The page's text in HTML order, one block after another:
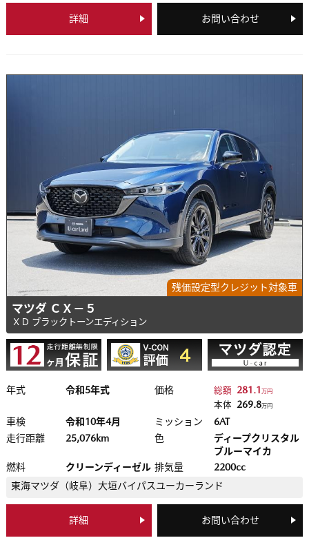
詳細 お問い合わせ
残価設定型クレジット対象車
マツダ ＣＸ－５
ＸＤ ブラックトーンエディション
年式 令和5年式 価格 総額 281.1万円
本体 269.8万円
車検 令和10年4月 ミッション
6AT
走行距離
25,076km 色
ディープクリスタル
ブルーマイカ
燃料
クリーンディーゼル 排気量
2200cc
東海マツダ（岐阜） 大垣バイパスユーカーランド
詳細 お問い合わせ